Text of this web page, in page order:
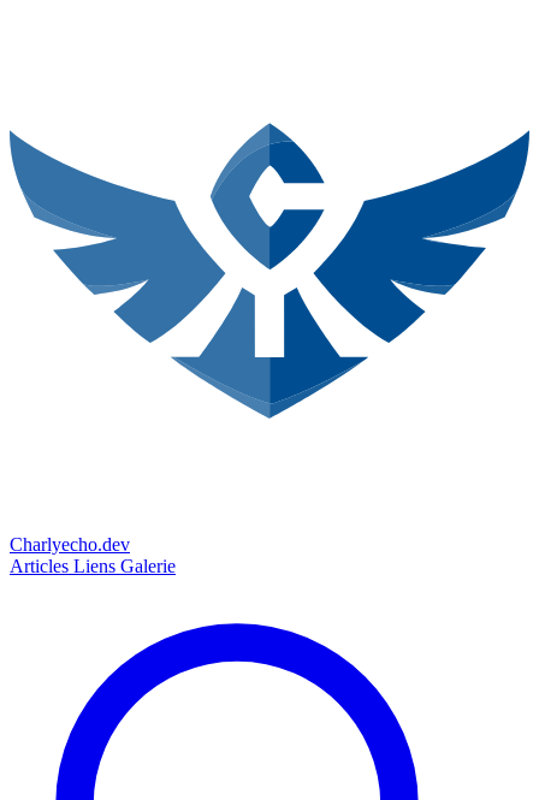
Charlyecho.dev
Articles Liens Galerie